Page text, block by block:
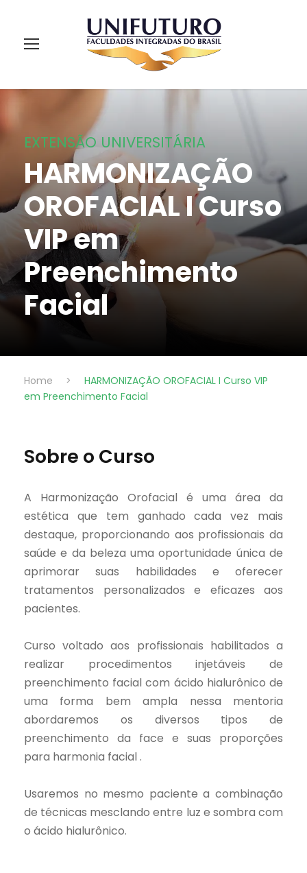
EXTENSÃO UNIVERSITÁRIA
HARMONIZAÇÃO
OROFACIAL I Curso
VIP em
Preenchimento
Facial
Home >
HARMONIZAÇÃO OROFACIAL I Curso VIP
em Preenchimento Facial
Sobre o Curso
A Harmonização Orofacial é uma área da
estética que tem ganhado cada vez mais
destaque, proporcionando aos profissionais da
saúde e da beleza uma oportunidade única de
aprimorar suas habilidades e oferecer
tratamentos personalizados e eficazes aos
pacientes.
Curso voltado aos profissionais habilitados a
realizar procedimentos injetáveis de
preenchimento facial com ácido hialurônico de
uma forma bem ampla nessa mentoria
abordaremos os diversos tipos de
preenchimento da face e suas proporções
para harmonia facial .
Usaremos no mesmo paciente a combinação
de técnicas mesclando entre luz e sombra com
o ácido hialurônico.